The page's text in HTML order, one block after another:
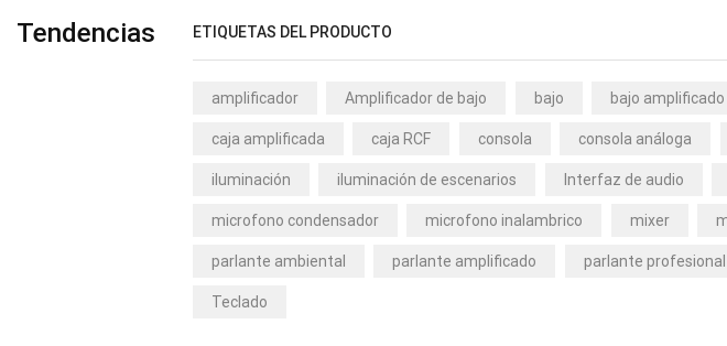
Tendencias ETIQUETAS DEL PRODUCTO
amplificador Amplificador de bajo bajo bajo amplificado
caja amplificada caja RCF consola consola análoga
iluminación iluminación de escenarios Interfaz de audio
microfono condensador microfono inalambrico mixer
parlante ambiental parlante amplificado parlante profesional
Teclado